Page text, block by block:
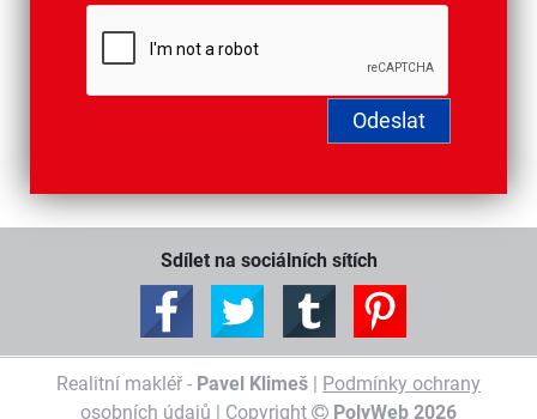
Sdílet na sociálních sítích
Realitní makléř - Pavel Klimeš | Podmínky ochrany
osobních údajů | Copyright PolyWeb 2026